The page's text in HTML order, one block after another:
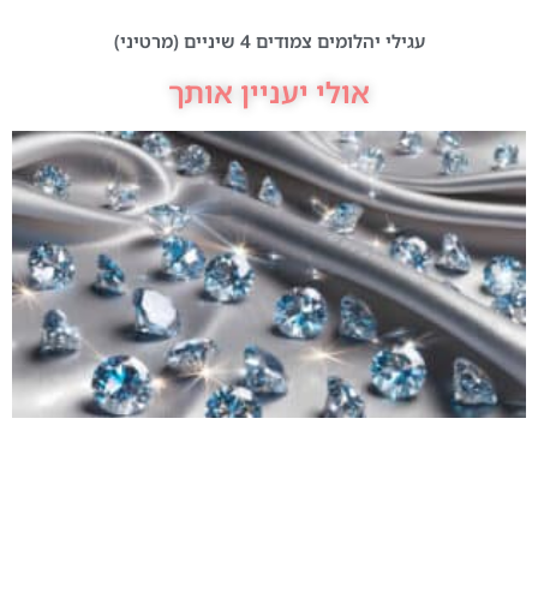
עגילי יהלומים צמודים 4 שיניים (מרטיני)
אולי יעניין אותך